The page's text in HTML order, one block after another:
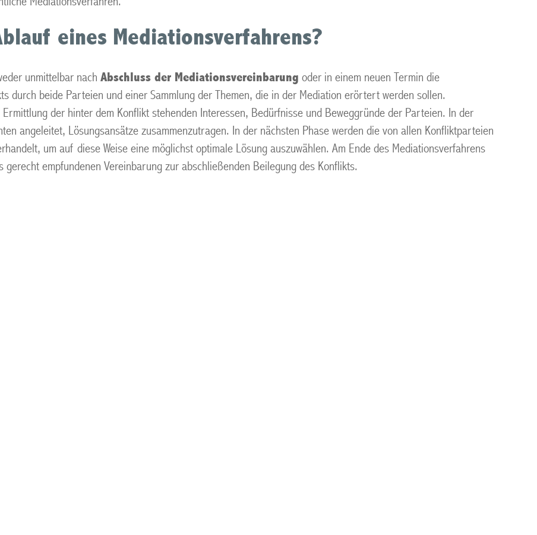
eines Mediationsverfahrens?
unmittelbar nach Abschluss der Mediationsvereinbarung oder in einem neuen Termin die
durch beide Parteien und einer Sammlung der Themen, die in der Mediation erörtert werden sollen.
der hinter dem Konflikt stehenden Interessen, Bedürfnisse und Beweggründe der Parteien. In der
angeleitet, Lösungsansätze zusammenzutragen. In der nächsten Phase werden die von allen Konfliktparteien
um auf diese Weise eine möglichst optimale Lösung auszuwählen. Am Ende des Mediationsverfahrens
empfundenen Vereinbarung zur abschließenden Beilegung des Konflikts.